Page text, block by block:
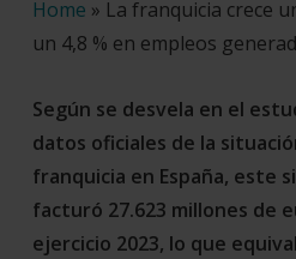
Home » La franquicia crece
un 4,8 % en empleos
Según se desvela en el
datos oficiales de la
franquicia en España, este
facturó 27.623 millones de
ejercicio 2023, lo que